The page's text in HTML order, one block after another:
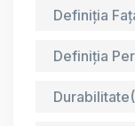
Definiția
Definiția
Durabilitate